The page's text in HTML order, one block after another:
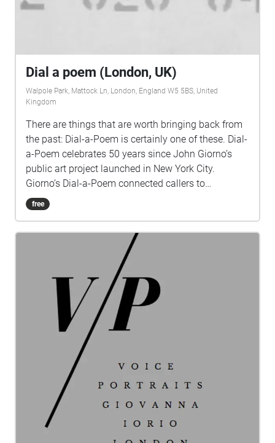
Dial a poem (London, UK)
Walpole Park, Mattock Ln, London, England W5 5BS, United
Kingdom
There are things that are worth bringing back from
the past: Dial-a-Poem is certainly one of these. Dial-
a-Poem celebrates 50 years since John Giorno’s
public art project launched in New York City.
Giorno’s Dial-a-Poem connected callers to
answering machines playing recordings by poets
such as Allen Ginsberg, John Cage and Patti Smith.
amazing project Dial a Poem now in Ealing,
free